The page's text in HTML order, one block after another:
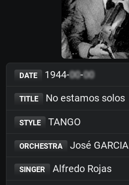
DATE 1944-00-00
TITLE No estamos solos
STYLE TANGO
ORCHESTRA José GARCIA
SINGER Alfredo Rojas